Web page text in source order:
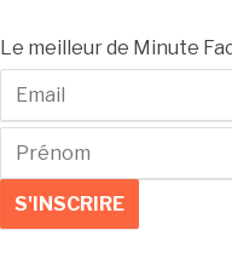
Le meilleur de Minute